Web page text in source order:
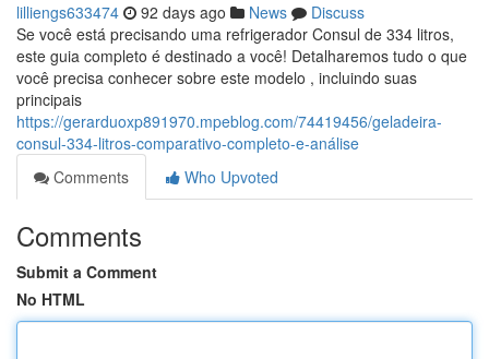
lilliengs633474 92 days ago News
Discuss
Se você está precisando uma refrigerador Consul de 334 litros,
este guia completo é destinado a você! Detalharemos tudo o que
você precisa conhecer sobre este modelo , incluindo suas
principais
https://gerarduoxp891970.mpeblog.com/74419456/geladeira-
consul-334-litros-comparativo-completo-e-análise
Comments
Who Upvoted
Comments
Submit a Comment
No HTML